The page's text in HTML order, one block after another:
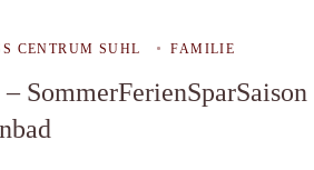
CENTRUM SUHL FAMILIE